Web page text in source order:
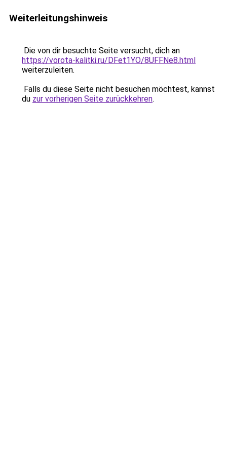
Weiterleitungshinweis
Die von dir besuchte Seite versucht, dich an
https://vorota-kalitki.ru/DFet1YO/8UFFNe8.html
weiterzuleiten.
Falls du diese Seite nicht besuchen möchtest, kannst
du zur vorherigen Seite zurückkehren.